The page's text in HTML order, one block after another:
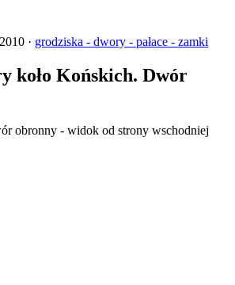
· grodziska - dwory - pałace - zamki
koło Końskich. Dwór